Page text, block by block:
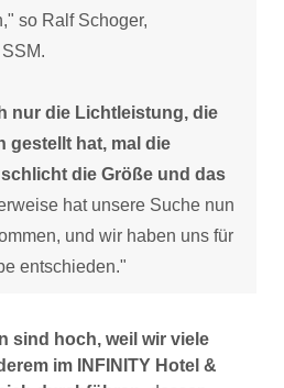
so Ralf Schoger,
nur die Lichtleistung, die
gestellt hat, mal die
die Größe und das
hat unsere Suche nun
und wir haben uns für
entschieden."
sind hoch, weil wir viele
im INFINITY Hotel &